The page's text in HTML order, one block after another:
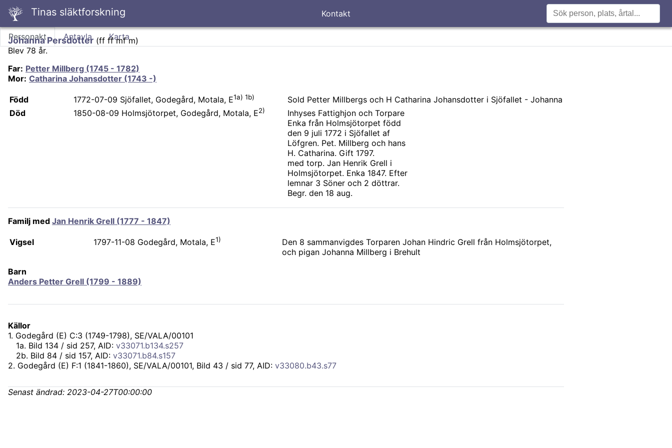
Tinas släktforskning Kontakt
Personakt Antavla Karta
Johanna Persdotter (ff ff mf m)
Blev 78 år.
Far: Petter Millberg (1745 - 1782)
Mor: Catharina Johansdotter (1743 -)
Född 1772-07-09 Sjöfallet, Godegård, Motala, E1a) 1b)
Sold Petter Millbergs och H Catharina Johansdotter i Sjöfallet - Johanna
Död
1850-08-09 Holmsjötorpet, Godegård, Motala, E2)
Inhyses Fattighjon och Torpare
Enka från Holmsjötorpet född
den 9 juli 1772 i Sjöfallet af
Löfgren. Pet. Millberg och hans
H. Catharina. Gift 1797.
med torp. Jan Henrik Grell i
Holmsjötorpet. Enka 1847. Efter
lemnar 3 Söner och 2 döttrar.
Begr. den 18 aug.
Familj med Jan Henrik Grell (1777 - 1847)
Vigsel 1797-11-08 Godegård, Motala, E1)
Den 8 sammanvigdes Torparen Johan Hindric Grell från Holmsjötorpet,
och pigan Johanna Millberg i Brehult
Barn
Anders Petter Grell (1799 - 1889)
Källor
1. Godegård (E) C:3 (1749-1798), SE/VALA/00101
1a. Bild 134 / sid 257, AID: v33071.b134.s257
2b. Bild 84 / sid 157, AID: v33071.b84.s157
2. Godegård (E) F:1 (1841-1860), SE/VALA/00101, Bild 43 / sid 77, AID: v33080.b43.s77
Senast ändrad: 2023-04-27T00:00:00